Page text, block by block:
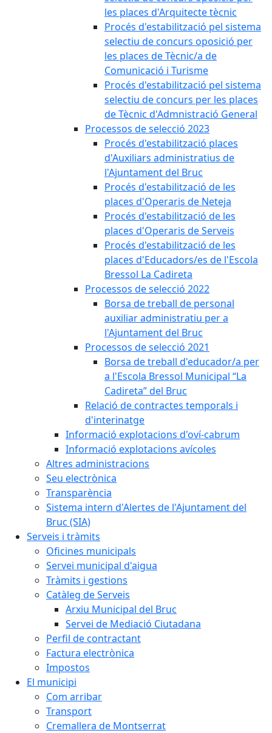
les places d'Arquitecte tècnic
Procés d'estabilització pel sistema
selectiu de concurs oposició per
les places de Tècnic/a de
Comunicació i Turisme
Procés d'estabilització pel sistema
selectiu de concurs per les places
de Tècnic d'Admnistració General
Processos de selecció 2023
Procés d'estabilització places
d'Auxiliars administratius de
l'Ajuntament del Bruc
Procés d'estabilització de les
places d'Operaris de Neteja
Procés d'estabilització de les
places d'Operaris de Serveis
Procés d'estabilització de les
places d'Educadors/es de l'Escola
Bressol La Cadireta
Processos de selecció 2022
Borsa de treball de personal
auxiliar administratiu per a
l'Ajuntament del Bruc
Processos de selecció 2021
Borsa de treball d'educador/a per
a l'Escola Bressol Municipal “La
Cadireta” del Bruc
Relació de contractes temporals i
d'interinatge
Informació explotacions d'oví-cabrum
Informació explotacions avícoles
Altres administracions
Seu electrònica
Transparència
Sistema intern d'Alertes de l'Ajuntament del
Bruc (SIA)
Serveis i tràmits
Oficines municipals
Servei municipal d'aigua
Tràmits i gestions
Catàleg de Serveis
Arxiu Municipal del Bruc
Servei de Mediació Ciutadana
Perfil de contractant
Factura electrònica
Impostos
El municipi
Com arribar
Transport
Cremallera de Montserrat